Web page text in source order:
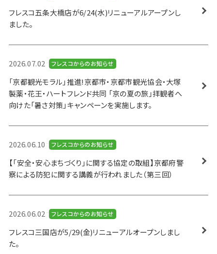
フレスコ五条大橋店が6/24(水)リニューアルアープンし
ました。
2026.07.02 フレスコからのお知らせ
「京都観光モラル」推進!京都市・京都市観光協会・大塚
製薬・花王・ハートフレンド共同 「京の夏の旅」拝観者へ
向けた「暑さ対策」キャンペーンを実施します。
2026.06.10 フレスコからのお知らせ
【「安全・安心まちづくり」に関する協定の取組】京都府警
察による防犯に関する講義が行われました（第三回）
2026.06.02 フレスコからのお知らせ
フレスコ三国店が5/29(金)リニューアルオープンしまし
た。